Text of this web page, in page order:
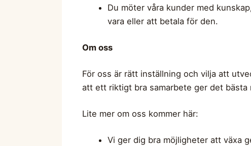
Du möter våra kunder med
vara eller att betala för den.
Om oss
För oss är rätt inställning och vilja att
att ett riktigt bra samarbete ger det
Lite mer om oss kommer här:
Vi ger dig bra möjligheter att växa